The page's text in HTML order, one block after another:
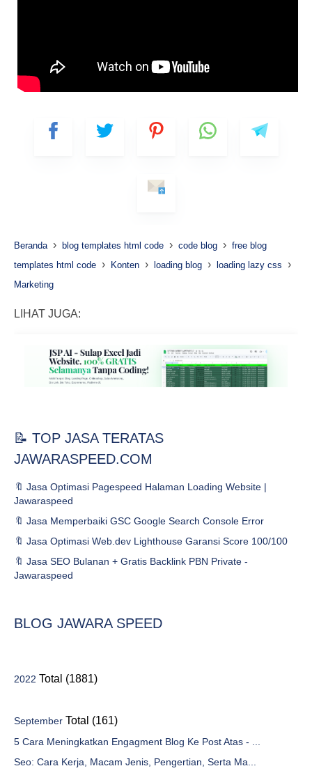
Beranda › blog templates html code › code blog › free blog
templates html code › Konten › loading blog › loading lazy css ›
Marketing
LIHAT JUGA:
📝 TOP JASA TERATAS
JAWARASPEED.COM
🔖 Jasa Optimasi Pagespeed Halaman Loading Website |
Jawaraspeed
🔖 Jasa Memperbaiki GSC Google Search Console Error
🔖 Jasa Optimasi Web.dev Lighthouse Garansi Score 100/100
🔖 Jasa SEO Bulanan + Gratis Backlink PBN Private -
Jawaraspeed
BLOG JAWARA SPEED
2022 Total (1881)
September Total (161)
5 Cara Meningkatkan Engagment Blog Ke Post Atas - ...
Seo: Cara Kerja, Macam Jenis, Pengertian, Serta Ma...